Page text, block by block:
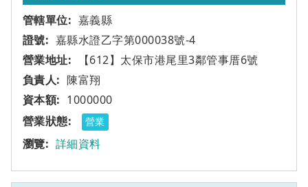
嘉義縣
嘉縣水證乙字第000038號-4
【612】太保市港尾里3鄰管事厝6號
陳富翔
1000000
營業
詳細資料